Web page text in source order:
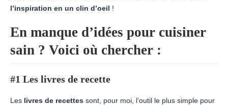
l’inspiration en un clin d’oeil !
En manque d’idées pour cuisiner
sain ? Voici où chercher :
#1 Les livres de recette
Les livres de recettes sont, pour moi, l’outil le plus simple pour